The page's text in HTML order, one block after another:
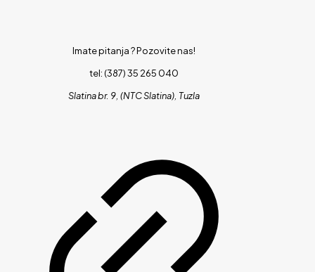
Imate pitanja ?Pozovite nas!
tel: (387) 35 265 040
Slatina br. 9, (NTC Slatina), Tuzla